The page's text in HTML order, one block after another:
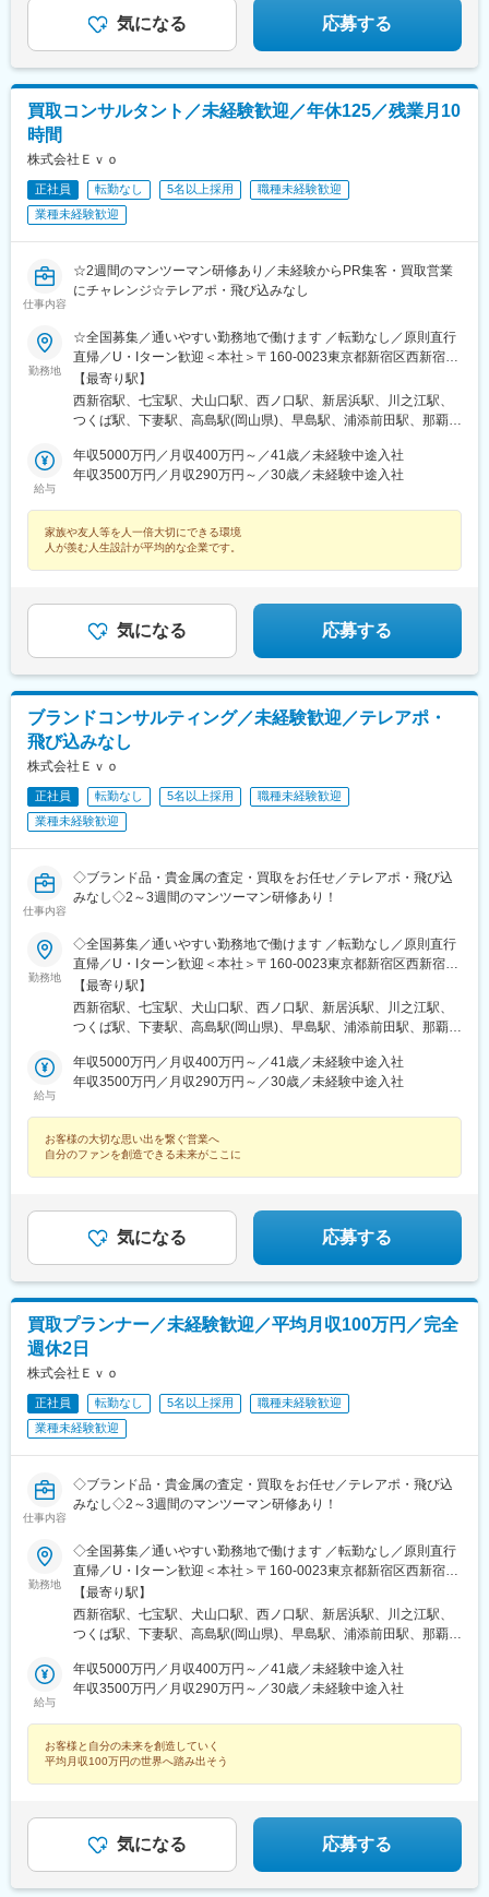
公園駅、蛍池駅、津久見駅、松浦駅、石橋駅(長崎県)、上田駅、小
作駅、和泉多摩川駅、井荻駅、阿波山川駅、石井駅(徳島県)、南小
松島駅、ゆいの杜東駅、高久駅、五位堂駅、富雄駅、西加積駅、
東野尻駅、ハーモニーホール駅、遠賀川駅、行橋駅、糸島高校前
駅、保原駅、会津若松駅、原ノ町駅、山陽網干駅、三木駅(神戸電
鉄線)、南小樽駅、稲積公園駅、苫小牧駅、和歌山港駅、淀屋橋
守谷駅、ゆめみ野駅、北春日部駅、上星川駅、善行駅、三崎口
駅、内宿駅、柏の葉キャンパス駅、岩瀬駅、古河駅、鶴瀬駅、東
武動物公園駅、上板橋駅、本厚木駅、亀戸水神駅、東千葉駅、高
田駅(神奈川県)、向ケ丘遊園駅、北山田駅(神奈川県)、西武柳沢
駅、川和町駅、雀宮駅、岡本駅(栃木県)、木更津駅、北松戸駅、武
里駅、栗橋駅、樅山駅、湯河原駅、松戸駅、東富岡駅、新鹿沼
駅、楡木駅、原木中山駅、東林間駅、東武宇都宮駅、秩父駅、小
駅、新守谷駅、流山おおたかの森駅、南柏駅、明大前駅、塚原
駅、瀬谷駅、北茅ケ崎駅、千葉ニュータウン中央駅、柏駅、西小
泉駅、公津の杜駅、八街駅、茂原駅、牛浜駅、藤沢駅、雑色駅、
西立川駅、北八王子駅、三鷹駅、曳舟駅、西葛西駅、逗子駅、宮
崎台駅、並木北駅、古淵駅、矢板駅、北真岡駅、伊勢原駅、淵野
港駅(大阪モノレール)、狛江駅、芳賀台駅、学園前駅(奈良県)、上
保原駅、肥後橋駅、下板橋駅、登戸駅、東伏見駅、下総中山駅、
山陽女学園前駅、球場前駅(高知県)、大江橋駅、宇都宮駅東口駅
気になる 応募する
買取コンサルタント／未経験歓迎／年休125／残業月10
時間
株式会社Ｅｖｏ
正社員 転勤なし 5名以上採用
職種未経験歓迎
業種未経験歓迎
仕事内容
☆2週間のマンツーマン研修あり／未経験からPR集客・買取営業
にチャレンジ☆テレアポ・飛び込みなし
勤務地
☆全国募集／通いやすい勤務地で働けます ／転勤なし／原則直行
直帰／U・Iターン歓迎＜本社＞〒160-0023東京都新宿区西新宿五
丁目1番1号 住友不動産新宿ファーストタワー3階※転居を伴う転
勤はありません。■その他勤務地・都内23区、関東のプロジェク
ト先やご希望の全国
【最寄り駅】
西新宿駅、七宝駅、犬山口駅、西ノ口駅、新居浜駅、川之江駅、
つくば駅、下妻駅、高島駅(岡山県)、早島駅、浦添前田駅、那覇空
くりこま高原駅、長町一丁目駅、宇治駅(奈良線)、久津川駅、山城
青谷駅、天ケ瀬駅、有佐駅、吉井駅(群馬県)、前橋大島駅、広駅、
駅(三重県)、三瀬谷駅、南鳥海駅、鶴岡駅、赤湯駅、奈古駅、日野
駅(滋賀県)、堅田駅、近江長岡駅、十文字駅、扇田駅、三ツ境駅、
公園駅、蛍池駅、津久見駅、松浦駅、石橋駅(長崎県)、上田駅、小
作駅、和泉多摩川駅、井荻駅、阿波山川駅、石井駅(徳島県)、南小
松島駅、ゆいの杜東駅、高久駅、五位堂駅、富雄駅、西加積駅、
東野尻駅、ハーモニーホール駅、遠賀川駅、行橋駅、糸島高校前
駅、保原駅、会津若松駅、原ノ町駅、山陽網干駅、三木駅(神戸電
鉄線)、南小樽駅、稲積公園駅、苫小牧駅、和歌山港駅、淀屋橋
駅、大山駅(東京都)、モレラ岐阜駅、千歳駅(北海道)、卸町駅(宮城
県)、伏屋駅、吉塚駅、伊予三島駅、友部駅、花崎駅、偕楽園駅、
守谷駅、ゆめみ野駅、北春日部駅、上星川駅、善行駅、三崎口
駅、内宿駅、柏の葉キャンパス駅、岩瀬駅、古河駅、鶴瀬駅、東
武動物公園駅、上板橋駅、本厚木駅、亀戸水神駅、東千葉駅、高
田駅(神奈川県)、向ケ丘遊園駅、北山田駅(神奈川県)、西武柳沢
駅、川和町駅、雀宮駅、岡本駅(栃木県)、木更津駅、北松戸駅、武
里駅、栗橋駅、樅山駅、湯河原駅、松戸駅、東富岡駅、新鹿沼
駅、楡木駅、原木中山駅、東林間駅、東武宇都宮駅、秩父駅、小
駅、新守谷駅、流山おおたかの森駅、南柏駅、明大前駅、塚原
駅、瀬谷駅、北茅ケ崎駅、千葉ニュータウン中央駅、柏駅、西小
泉駅、公津の杜駅、八街駅、茂原駅、牛浜駅、藤沢駅、雑色駅、
西立川駅、北八王子駅、三鷹駅、曳舟駅、西葛西駅、逗子駅、宮
崎台駅、並木北駅、古淵駅、矢板駅、北真岡駅、伊勢原駅、淵野
港駅(大阪モノレール)、狛江駅、芳賀台駅、学園前駅(奈良県)、上
保原駅、肥後橋駅、下板橋駅、登戸駅、東伏見駅、下総中山駅、
山陽女学園前駅、球場前駅(高知県)、大江橋駅、宇都宮駅東口駅
給与
年収5000万円／月収400万円～／41歳／未経験中途入社
年収3500万円／月収290万円～／30歳／未経験中途入社
家族や友人等を人一倍大切にできる環境
人が羨む人生設計が平均的な企業です。
気になる 応募する
ブランドコンサルティング／未経験歓迎／テレアポ・
飛び込みなし
株式会社Ｅｖｏ
正社員 転勤なし 5名以上採用
職種未経験歓迎
業種未経験歓迎
仕事内容
◇ブランド品・貴金属の査定・買取をお任せ／テレアポ・飛び込
みなし◇2～3週間のマンツーマン研修あり！
勤務地
◇全国募集／通いやすい勤務地で働けます ／転勤なし／原則直行
直帰／U・Iターン歓迎＜本社＞〒160-0023東京都新宿区西新宿五
丁目1番1号 住友不動産新宿ファーストタワー3階※転居を伴う転
勤はありません。■その他勤務地・都内23区、関東のプロジェク
ト先やご希望の全国
【最寄り駅】
西新宿駅、七宝駅、犬山口駅、西ノ口駅、新居浜駅、川之江駅、
つくば駅、下妻駅、高島駅(岡山県)、早島駅、浦添前田駅、那覇空
くりこま高原駅、長町一丁目駅、宇治駅(奈良線)、久津川駅、山城
青谷駅、天ケ瀬駅、有佐駅、吉井駅(群馬県)、前橋大島駅、広駅、
駅(三重県)、三瀬谷駅、南鳥海駅、鶴岡駅、赤湯駅、奈古駅、日野
駅(滋賀県)、堅田駅、近江長岡駅、十文字駅、扇田駅、三ツ境駅、
公園駅、蛍池駅、津久見駅、松浦駅、石橋駅(長崎県)、上田駅、小
作駅、和泉多摩川駅、井荻駅、阿波山川駅、石井駅(徳島県)、南小
松島駅、ゆいの杜東駅、高久駅、五位堂駅、富雄駅、西加積駅、
東野尻駅、ハーモニーホール駅、遠賀川駅、行橋駅、糸島高校前
駅、保原駅、会津若松駅、原ノ町駅、山陽網干駅、三木駅(神戸電
鉄線)、南小樽駅、稲積公園駅、苫小牧駅、和歌山港駅、淀屋橋
駅、大山駅(東京都)、モレラ岐阜駅、千歳駅(北海道)、卸町駅(宮城
県)、伏屋駅、吉塚駅、伊予三島駅、友部駅、花崎駅、偕楽園駅、
守谷駅、ゆめみ野駅、北春日部駅、上星川駅、善行駅、三崎口
駅、内宿駅、柏の葉キャンパス駅、岩瀬駅、古河駅、鶴瀬駅、東
武動物公園駅、上板橋駅、本厚木駅、亀戸水神駅、東千葉駅、高
田駅(神奈川県)、向ケ丘遊園駅、北山田駅(神奈川県)、西武柳沢
駅、川和町駅、雀宮駅、岡本駅(栃木県)、木更津駅、北松戸駅、武
里駅、栗橋駅、樅山駅、湯河原駅、松戸駅、東富岡駅、新鹿沼
駅、楡木駅、原木中山駅、東林間駅、東武宇都宮駅、秩父駅、小
駅、新守谷駅、流山おおたかの森駅、南柏駅、明大前駅、塚原
駅、瀬谷駅、北茅ケ崎駅、千葉ニュータウン中央駅、柏駅、西小
泉駅、公津の杜駅、八街駅、茂原駅、牛浜駅、藤沢駅、雑色駅、
西立川駅、北八王子駅、三鷹駅、曳舟駅、西葛西駅、逗子駅、宮
崎台駅、並木北駅、古淵駅、矢板駅、北真岡駅、伊勢原駅、淵野
港駅(大阪モノレール)、狛江駅、芳賀台駅、学園前駅(奈良県)、上
保原駅、肥後橋駅、下板橋駅、登戸駅、東伏見駅、下総中山駅、
山陽女学園前駅、球場前駅(高知県)、大江橋駅、宇都宮駅東口駅
給与
年収5000万円／月収400万円～／41歳／未経験中途入社
年収3500万円／月収290万円～／30歳／未経験中途入社
お客様の大切な思い出を繋ぐ営業へ
自分のファンを創造できる未来がここに
気になる 応募する
買取プランナー／未経験歓迎／平均月収100万円／完全
週休2日
株式会社Ｅｖｏ
正社員 転勤なし 5名以上採用
職種未経験歓迎
業種未経験歓迎
仕事内容
◇ブランド品・貴金属の査定・買取をお任せ／テレアポ・飛び込
みなし◇2～3週間のマンツーマン研修あり！
勤務地
◇全国募集／通いやすい勤務地で働けます ／転勤なし／原則直行
直帰／U・Iターン歓迎＜本社＞〒160-0023東京都新宿区西新宿五
丁目1番1号 住友不動産新宿ファーストタワー3階※転居を伴う転
勤はありません。■その他勤務地・都内23区、関東のプロジェク
ト先やご希望の全国
【最寄り駅】
西新宿駅、七宝駅、犬山口駅、西ノ口駅、新居浜駅、川之江駅、
つくば駅、下妻駅、高島駅(岡山県)、早島駅、浦添前田駅、那覇空
くりこま高原駅、長町一丁目駅、宇治駅(奈良線)、久津川駅、山城
青谷駅、天ケ瀬駅、有佐駅、吉井駅(群馬県)、前橋大島駅、広駅、
駅(三重県)、三瀬谷駅、南鳥海駅、鶴岡駅、赤湯駅、奈古駅、日野
駅(滋賀県)、堅田駅、近江長岡駅、十文字駅、扇田駅、三ツ境駅、
公園駅、蛍池駅、津久見駅、松浦駅、石橋駅(長崎県)、上田駅、小
作駅、和泉多摩川駅、井荻駅、阿波山川駅、石井駅(徳島県)、南小
松島駅、ゆいの杜東駅、高久駅、五位堂駅、富雄駅、西加積駅、
東野尻駅、ハーモニーホール駅、遠賀川駅、行橋駅、糸島高校前
給与
年収5000万円／月収400万円～／41歳／未経験中途入社
年収3500万円／月収290万円～／30歳／未経験中途入社
お客様と自分の未来を創造していく
平均月収100万円の世界へ踏み出そう
気になる 応募する